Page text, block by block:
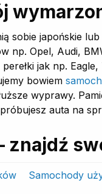
sobie japońskie
np. Opel, Audi,
jak np.
bowiem
wyprawy.
auta na
znajdź
Samochody